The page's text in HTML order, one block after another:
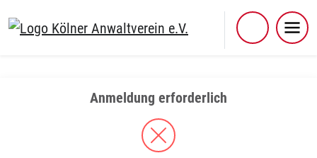
Anmeldung erforderlich